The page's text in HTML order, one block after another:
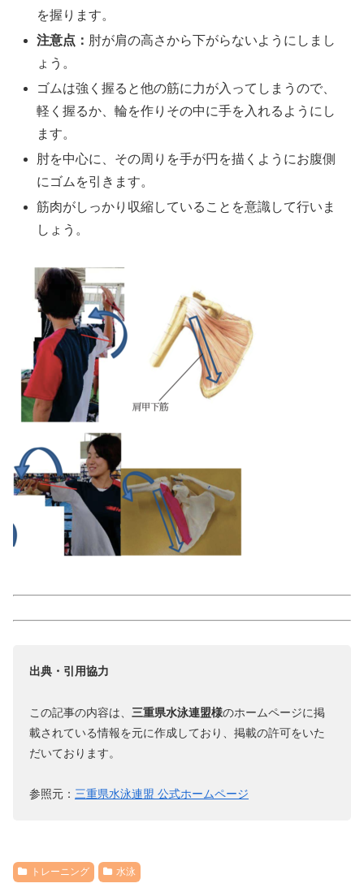
を握ります。
注意点： 肘が肩の高さから下がらないようにしまし
ょう。
ゴムは強く握ると他の筋に力が入ってしまうので、
軽く握るか、輪を作りその中に手を入れるようにし
ます。
肘を中心に、その周りを手が円を描くようにお腹側
にゴムを引きます。
筋肉がしっかり収縮していることを意識して行いま
しょう。
出典・引用協力
この記事の内容は、 三重県水泳連盟様のホームページに掲
載されている情報を元に作成しており、掲載の許可をいた
だいております。
参照元： 三重県水泳連盟 公式ホームページ
トレーニング 水泳